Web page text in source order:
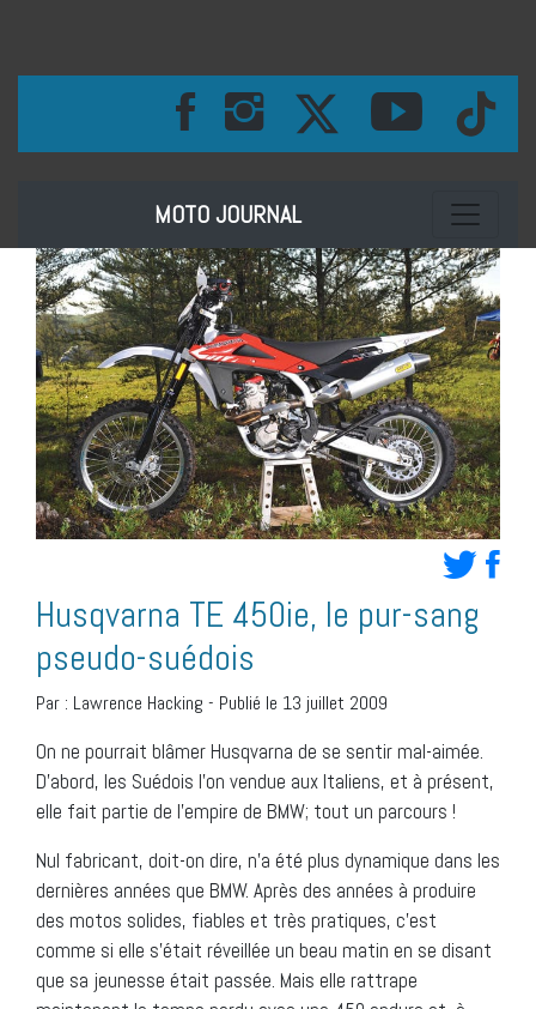
MOTO JOURNAL Toggle
Husqvarna TE 450ie, le pur-sang
pseudo-suédois
Par : Lawrence Hacking - Publié le 13 juillet 2009
On ne pourrait blâmer Husqvarna de se sentir mal-aimée.
D’abord, les Suédois l’on vendue aux Italiens, et à présent,
elle fait partie de l’empire de BMW; tout un parcours !
Nul fabricant, doit-on dire, n’a été plus dynamique dans les
dernières années que BMW. Après des années à produire
des motos solides, fiables et très pratiques, c’est
comme si elle s’était réveillée un beau matin en se disant
que sa jeunesse était passée. Mais elle rattrape